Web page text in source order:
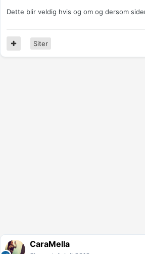
Dette blir veldig hvis og om og dersom
Siter
CaraMella